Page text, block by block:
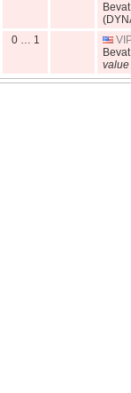
0 … 1
value